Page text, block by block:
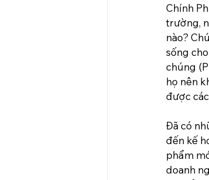
Chính
trường,
nào?
sống
chúng
họ nên
được
Đã có
đến kế
phẩm
doanh